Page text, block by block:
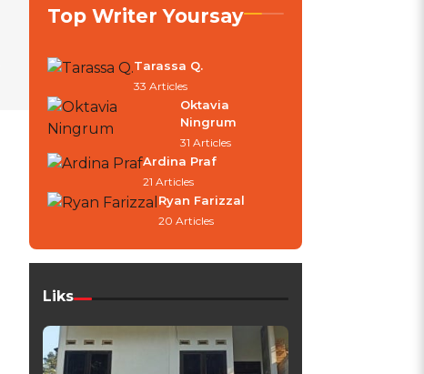
Top Writer Yoursay
Tarassa Q.
33 Articles
Oktavia
Ningrum
31 Articles
Ardina Praf
21 Articles
Ryan Farizzal
20 Articles
Liks